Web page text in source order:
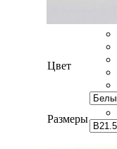
Цвет
Размеры